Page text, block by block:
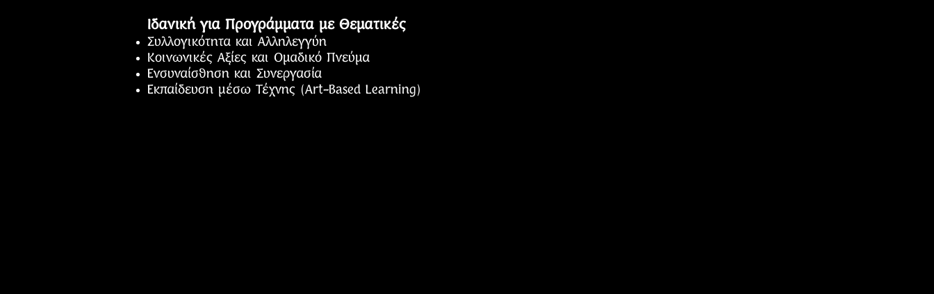
Ιδανική για Προγράμματα με Θεματικές
Συλλογικότητα και Αλληλεγγύη
Κοινωνικές Αξίες και Ομαδικό Πνεύμα
Ενσυναίσθηση και Συνεργασία
Εκπαίδευση μέσω Τέχνης (Art-Based Learning)